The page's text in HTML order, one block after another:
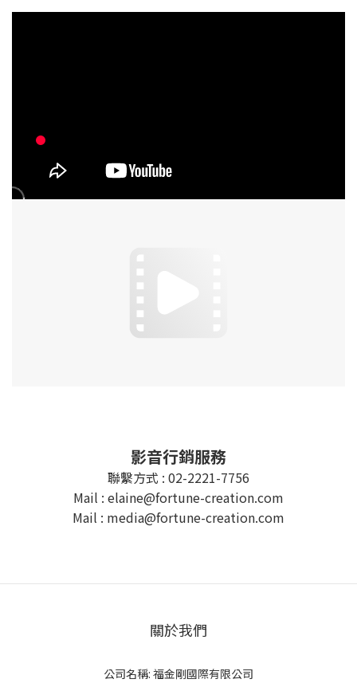
影音行銷服務
聯繫方式 : 02-2221-7756
Mail : elaine@fortune-creation.com
Mail : media@fortune-creation.com
關於我們
公司名稱: 福金剛國際有限公司